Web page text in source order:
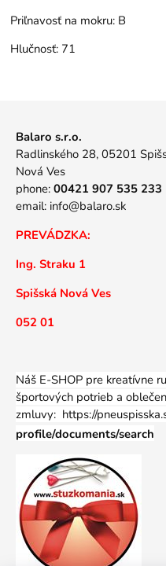
Priľnavosť na mokru: B
Hlučnosť: 71
Balaro s.r.o.
Radlinského 28, 05201
Nová Ves
phone: 00421 907 535 233
email: info@balaro.sk
PREVÁDZKA:
Ing. Straku 1
Spišská Nová Ves
052 01
Náš E-SHOP pre
športových potrieb a
zmluvy: https://
profile/documents/search